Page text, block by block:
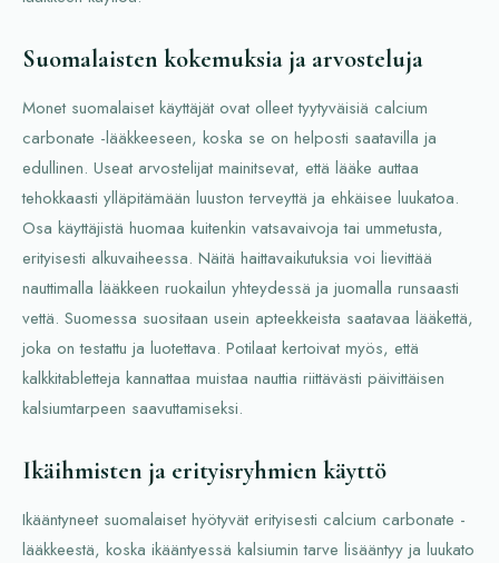
Suomalaisten kokemuksia ja arvosteluja
Monet suomalaiset käyttäjät ovat olleet tyytyväisiä calcium
carbonate -lääkkeeseen, koska se on helposti saatavilla ja
edullinen. Useat arvostelijat mainitsevat, että lääke auttaa
tehokkaasti ylläpitämään luuston terveyttä ja ehkäisee luukatoa.
Osa käyttäjistä huomaa kuitenkin vatsavaivoja tai ummetusta,
erityisesti alkuvaiheessa. Näitä haittavaikutuksia voi lievittää
nauttimalla lääkkeen ruokailun yhteydessä ja juomalla runsaasti
vettä. Suomessa suositaan usein apteekkeista saatavaa lääkettä,
joka on testattu ja luotettava. Potilaat kertoivat myös, että
kalkkitabletteja kannattaa muistaa nauttia riittävästi päivittäisen
kalsiumtarpeen saavuttamiseksi.
Ikäihmisten ja erityisryhmien käyttö
Ikääntyneet suomalaiset hyötyvät erityisesti calcium carbonate -
lääkkeestä, koska ikääntyessä kalsiumin tarve lisääntyy ja luukato